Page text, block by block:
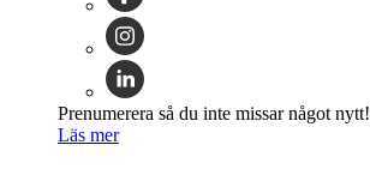
Prenumerera så du inte missar något nytt!
Läs mer